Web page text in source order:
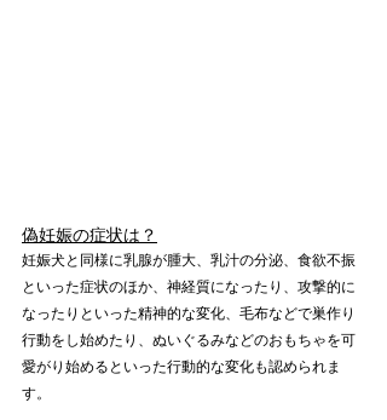
偽妊娠の症状は？
妊娠犬と同様に乳腺が腫大、乳汁の分泌、食欲不振
といった症状のほか、神経質になったり、攻撃的に
なったりといった精神的な変化、毛布などで巣作り
行動をし始めたり、ぬいぐるみなどのおもちゃを可
愛がり始めるといった行動的な変化も認められま
す。